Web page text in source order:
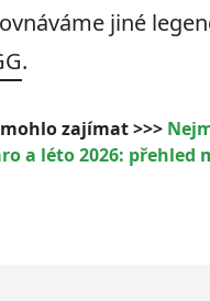
jiné
.
zajímat >>>
a léto 2026: přehled